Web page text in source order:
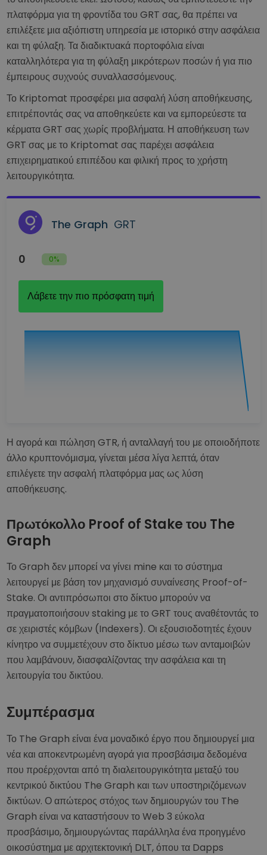
πλατφόρμα για τη φροντίδα του GRT σας, θα πρέπει να
επιλέξετε μια αξιόπιστη υπηρεσία με ιστορικό στην ασφάλεια
και τη φύλαξη. Τα διαδικτυακά πορτοφόλια είναι
καταλληλότερα για τη φύλαξη μικρότερων ποσών ή για πιο
έμπειρους συχνούς συναλλασσόμενους.
Το Kriptomat προσφέρει μια ασφαλή λύση αποθήκευσης,
επιτρέποντάς σας να αποθηκεύετε και να εμπορεύεστε τα
κέρματα GRT σας χωρίς προβλήματα. Η αποθήκευση των
GRT σας με το Kriptomat σας παρέχει ασφάλεια
επιχειρηματικού επιπέδου και φιλική προς το χρήστη
λειτουργικότητα.
The Graph GRT
0 0%
Λάβετε την πιο πρόσφατη τιμή
Η αγορά και πώληση GTR, ή ανταλλαγή του με οποιοδήποτε
άλλο κρυπτονόμισμα, γίνεται μέσα λίγα λεπτά, όταν
επιλέγετε την ασφαλή πλατφόρμα μας ως λύση
αποθήκευσης.
Πρωτόκολλο Proof of Stake του The
Graph
Το Graph δεν μπορεί να γίνει mine και το σύστημα
λειτουργεί με βάση τον μηχανισμό συναίνεσης Proof-of-
Stake. Οι αντιπρόσωποι στο δίκτυο μπορούν να
πραγματοποιήσουν staking με το GRT τους αναθέτοντάς το
σε χειριστές κόμβων (Indexers). Οι εξουσιοδοτητές έχουν
κίνητρο να συμμετέχουν στο δίκτυο μέσω των ανταμοιβών
που λαμβάνουν, διασφαλίζοντας την ασφάλεια και τη
λειτουργία του δικτύου.
Συμπέρασμα
Το The Graph είναι ένα μοναδικό έργο που δημιουργεί μια
νέα και αποκεντρωμένη αγορά για προσβάσιμα δεδομένα
που προέρχονται από τη διαλειτουργικότητα μεταξύ του
κεντρικού δικτύου The Graph και των υποστηριζόμενων
δικτύων. Ο απώτερος στόχος των δημιουργών του The
Graph είναι να καταστήσουν το Web 3 εύκολα
προσβάσιμο, δημιουργώντας παράλληλα ένα προηγμένο
οικοσύστημα με αρχιτεκτονική DLT, όπου τα Dapps